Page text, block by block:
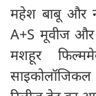
महेश बाबू और
A+S मूवीज और
मशहूर
साइकोलॉजिकल